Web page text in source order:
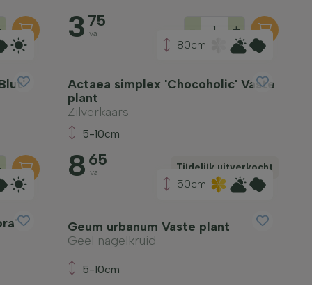
3 75
va - +
80cm
Actaea simplex 'Chocoholic' Vaste
plant
Zilverkaars
5-10cm
8 65
va Tijdelijk uitverkocht
50cm
Geum urbanum Vaste plant
Geel nagelkruid
5-10cm